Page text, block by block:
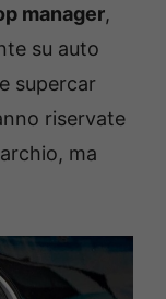
manager,
su auto
supercar
riservate
ma